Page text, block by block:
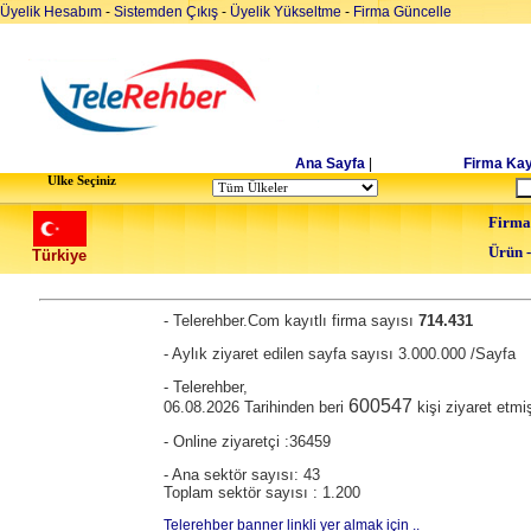
Üyelik Hesabım - Sistemden Çıkış - Üyelik Yükseltme - Firma Güncelle
Ana Sayfa Firma
Ulke Seçiniz
Türkiye Ürün
- Telerehber.Com kayıtlı firma sayısı 714.431
- Aylık ziyaret edilen sayfa sayısı 3.000.000 /Sayfa
- Telerehber,
06.08.2026 Tarihinden beri 600547 kişi ziyaret
- Online ziyaretçi :36459
- Ana sektör sayısı: 43
Toplam sektör sayısı : 1.200
Telerehber banner linkli yer almak için ..